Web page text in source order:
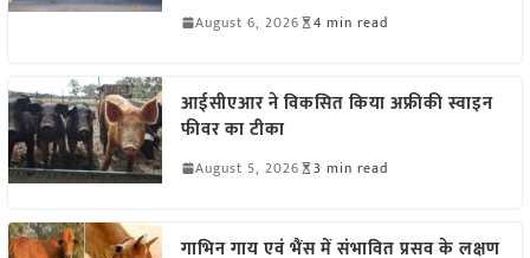
August 6, 2026 4 min read
आईसीएआर ने विकसित किया अफ्रीकी स्वाइन
फीवर का टीका
August 5, 2026 3 min read
गाभिन गाय एवं भैंस में संभावित प्रसव के लक्षण